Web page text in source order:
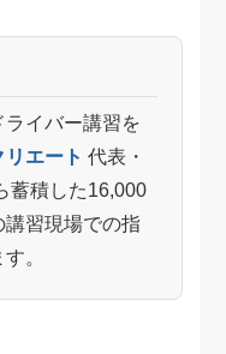
イバー講習を
エート 代表・
蓄積した16,000
習現場での指
。